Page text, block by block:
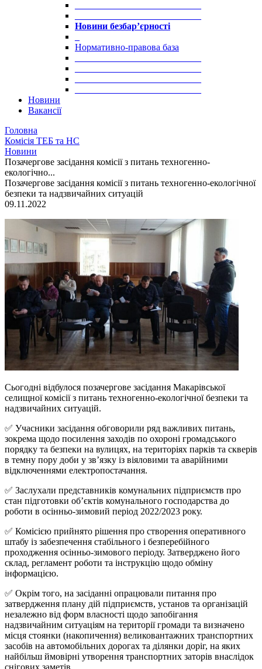
Новини безбар’єрності
Нормативно-правова база
Новини
Вакансії
Головна
Комісія ТЕБ та НС
Новини
Позачергове засідання комісії з питань техногенно-
екологічно...
Позачергове засідання комісії з питань техногенно-екологічної
безпеки та надзвичайних ситуацій
09.11.2022
Сьогодні відбулося позачергове засідання Макарівської
селищної комісії з питань техногенно-екологічної безпеки та
надзвичайних ситуацій.
✅ Учасники засідання обговорили ряд важливих питань,
зокрема щодо посилення заходів по охороні громадського
порядку та безпеки на вулицях, на територіях парків та скверів
в темну пору доби у зв’язку із віяловими та аварійними
відключеннями електропостачання.
✅ Заслухали представників комунальних підприємств про
стан підготовки об’єктів комунального господарства до
роботи в осінньо-зимовий період 2022/2023 року.
✅ Комісією прийнято рішення про створення оперативного
штабу із забезпечення стабільного і безперебійного
проходження осінньо-зимового періоду. Затверджено його
склад, регламент роботи та інструкцію щодо обміну
інформацією.
✅ Окрім того, на засіданні опрацювали питання про
затвердження плану дій підприємств, установ та організацій
незалежно від форм власності щодо запобігання
надзвичайним ситуаціям на території громади та визначено
місця стоянки (накопичення) великовантажних транспортних
засобів на автомобільних дорогах та ділянки доріг, на яких
найбільш ймовірні утворення транспортних заторів внаслідок
снігових заметів.